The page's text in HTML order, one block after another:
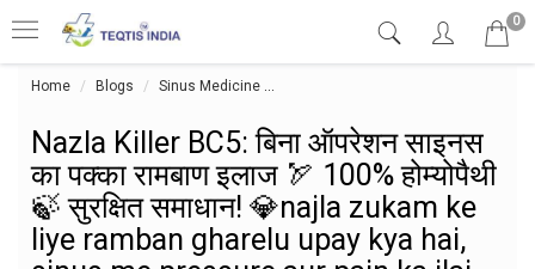
0
Home Blogs Sinus Medicine
Nazla Killer BC5: बिना ऑपरेशन साइनस
का पक्का रामबाण इलाज 🏹 100% होम्योपैथी
🍃 सुरक्षित समाधान! 💎najla zukam ke
liye ramban gharelu upay kya hai,